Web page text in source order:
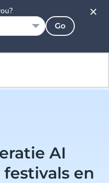
AI
en
Go